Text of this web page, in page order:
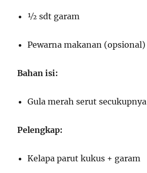
½ sdt garam
Pewarna makanan (opsional)
Bahan isi:
Gula merah serut secukupnya
Pelengkap:
Kelapa parut kukus + garam